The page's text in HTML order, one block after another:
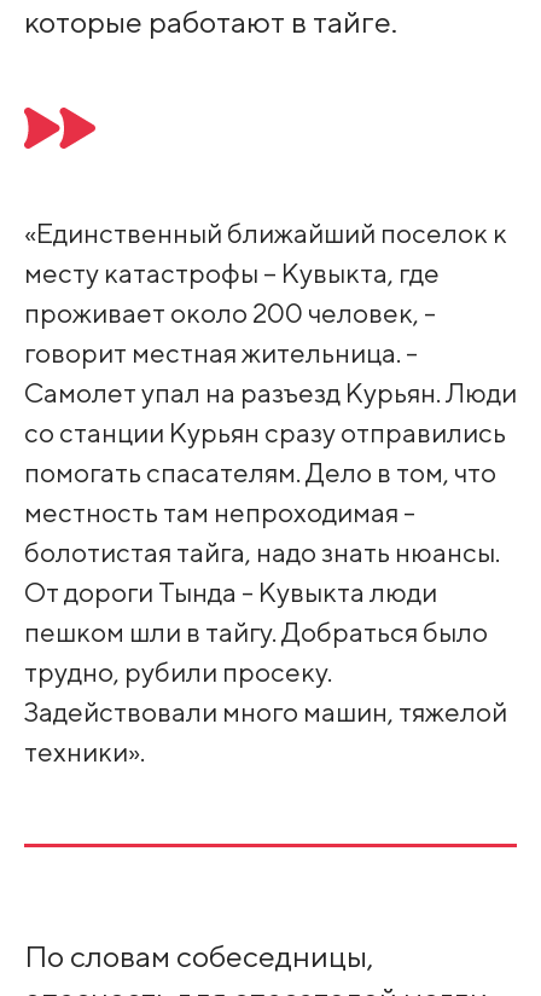
которые работают в тайге.
«Единственный ближайший поселок к
месту катастрофы – Кувыкта, где
проживает около 200 человек, -
говорит местная жительница. -
Самолет упал на разъезд Курьян. Люди
со станции Курьян сразу отправились
помогать спасателям. Дело в том, что
местность там непроходимая -
болотистая тайга, надо знать нюансы.
От дороги Тында - Кувыкта люди
пешком шли в тайгу. Добраться было
трудно, рубили просеку.
Задействовали много машин, тяжелой
техники».
По словам собеседницы,